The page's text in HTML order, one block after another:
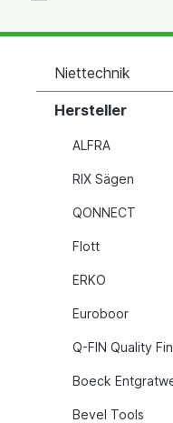
Niettechnik
Hersteller
ALFRA
RIX Sägen
QONNECT
Flott
ERKO
Euroboor
Q-FIN Quality
Boeck
Bevel Tools